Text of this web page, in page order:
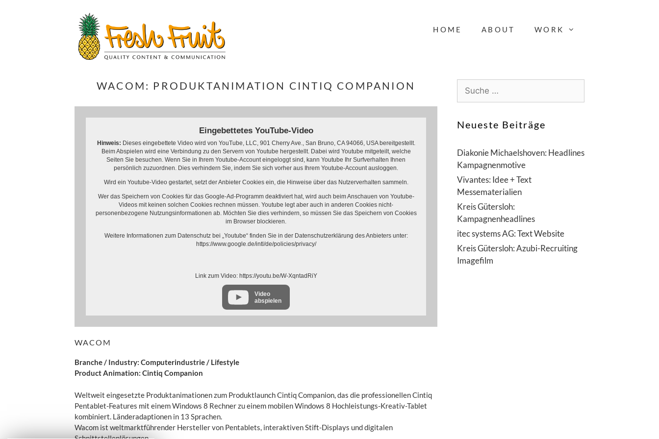
HOME ABOUT WORK
WACOM: PRODUKTANIMATION CINTIQ COMPANION
Eingebettetes YouTube-Video
Hinweis: Dieses eingebettete Video wird von YouTube, LLC, 901 Cherry Ave., San Bruno, CA 94066, USA bereitgestellt.
Beim Abspielen wird eine Verbindung zu den Servern von Youtube hergestellt. Dabei wird Youtube mitgeteilt, welche
Seiten Sie besuchen. Wenn Sie in Ihrem Youtube-Account eingeloggt sind, kann Youtube Ihr Surfverhalten Ihnen
persönlich zuzuordnen. Dies verhindern Sie, indem Sie sich vorher aus Ihrem Youtube-Account ausloggen.
Wird ein Youtube-Video gestartet, setzt der Anbieter Cookies ein, die Hinweise über das Nutzerverhalten sammeln.
Wer das Speichern von Cookies für das Google-Ad-Programm deaktiviert hat, wird auch beim Anschauen von Youtube-
Videos mit keinen solchen Cookies rechnen müssen. Youtube legt aber auch in anderen Cookies nicht-
personenbezogene Nutzungsinformationen ab. Möchten Sie dies verhindern, so müssen Sie das Speichern von Cookies
im Browser blockieren.
Weitere Informationen zum Datenschutz bei „Youtube“ finden Sie in der Datenschutzerklärung des Anbieters unter:
https://www.google.de/intl/de/policies/privacy/
Link zum Video: https://youtu.be/W-XqntadRiY
Video
abspielen
WACOM
Branche / Industry: Computerindustrie / Lifestyle
Product Animation: Cintiq Companion
Weltweit eingesetzte Produktanimationen zum Produktlaunch Cintiq Companion, das die professionellen Cintiq
Pentablet-Features mit einem Windows 8 Rechner zu einem mobilen Windows 8 Hochleistungs-Kreativ-Tablet
kombiniert. Länderadaptionen in 13 Sprachen.
Wacom ist weltmarktführender Hersteller von Pentablets, interaktiven Stift-Displays und digitalen
h
a
c
h
:
Neueste Beiträge
Diakonie Michaelshoven: Headlines
Kampagnenmotive
Vivantes: Idee + Text
Messematerialien
Kreis Gütersloh:
Kampagnenheadlines
itec systems AG: Text Website
Kreis Gütersloh: Azubi-Recruiting
Imagefilm